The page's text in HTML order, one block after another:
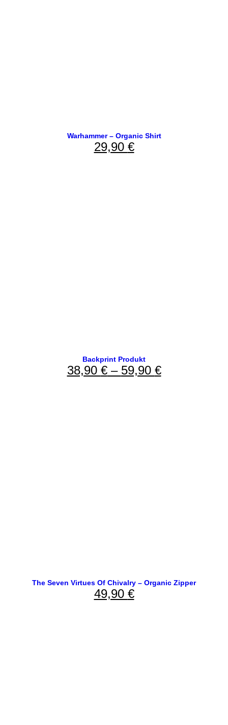
Warhammer – Organic Shirt
29,90 €
Backprint Produkt
38,90 €– 59,90 €
The Seven Virtues Of Chivalry – Organic Zipper
49,90 €